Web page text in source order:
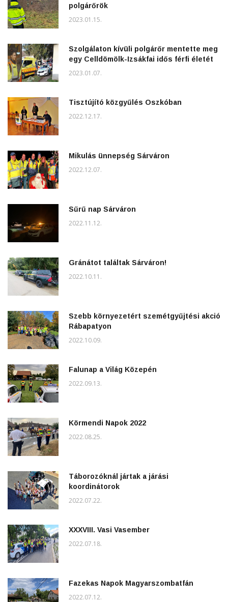
polgárőrök
2023.01.15.
Szolgálaton kívüli polgárőr mentette meg
egy Celldömölk-Izsákfai idős férfi életét
2023.01.07.
Tisztújító közgyűlés Oszkóban
2022.12.17.
Mikulás ünnepség Sárváron
2022.12.07.
Sűrű nap Sárváron
2022.11.12.
Gránátot találtak Sárváron!
2022.10.11.
Szebb környezetért szemétgyűjtési akció
Rábapatyon
2022.10.09.
Falunap a Világ Közepén
2022.09.13.
Körmendi Napok 2022
2022.08.25.
Táborozóknál jártak a járási
koordinátorok
2022.07.22.
XXXVIII. Vasi Vasember
2022.07.18.
Fazekas Napok Magyarszombatfán
2022.07.12.